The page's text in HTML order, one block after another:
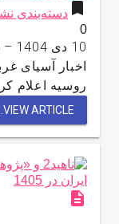
bookmark دسته‌بندی
0
اخبار آسیای
روسیه اعلام
VIEW ARTICLE...
description